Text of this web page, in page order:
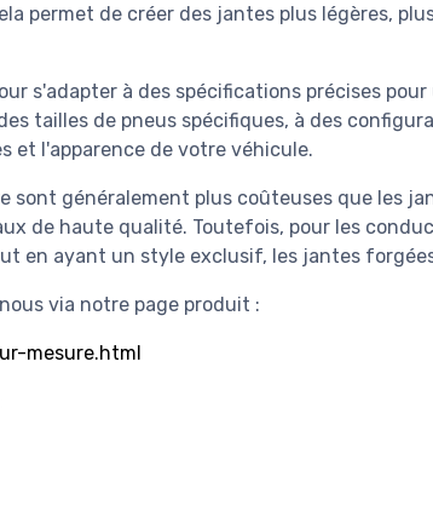
permet de créer des jantes plus légères,
s'adapter à des spécifications précises
tailles de pneus spécifiques, à des
et l'apparence de votre véhicule.
généralement plus coûteuses que les
de haute qualité. Toutefois, pour les
en ayant un style exclusif, les jantes
via notre page produit :
mesure.html